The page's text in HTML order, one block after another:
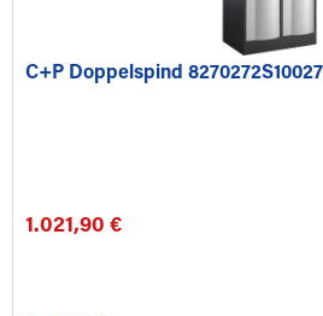
C+P Doppelspind
1.021,90 €